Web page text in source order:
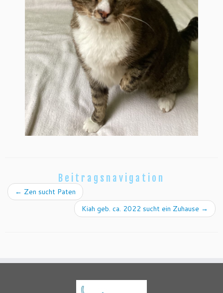
Beitragsnavigation
← Zen sucht Paten
Kiah geb. ca. 2022 sucht ein Zuhause →